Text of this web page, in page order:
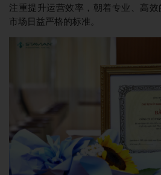
注重提升运营效率，朝着专业、高
市场日益严格的标准。